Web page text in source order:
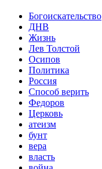
Богоискательство
ДНВ
Жизнь
Лев Толстой
Осипов
Политика
Россия
Способ верить
Федоров
Церковь
атеизм
бунт
вера
власть